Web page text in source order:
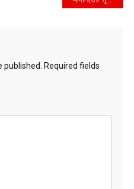
Required fields